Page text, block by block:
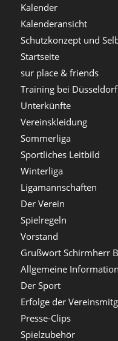
Kalender
Kalenderansicht
Schutzkonzept und
Startseite
sur place & friends
Training bei
Unterkünfte
Vereinskleidung
Sommerliga
Sportliches Leitbild
Winterliga
Ligamannschaften
Der Verein
Spielregeln
Vorstand
Grußwort Schirmherr
Allgemeine
Der Sport
Erfolge der
Presse-Clips
Spielzubehör